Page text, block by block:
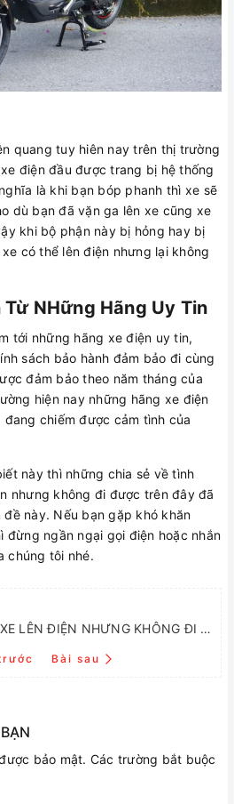
quang tuy hiên nay trên thị trường
điện đầu được trang bị hệ thống
là khi bạn bóp phanh thì xe sẽ
dù bạn đã vặn ga lên xe cũng xe
khi bộ phận này bị hỏng hay bị
có thể lên điện nhưng lại không
NHững Hãng Uy Tin
tới những hãng xe điện uy tin,
sách bảo hành đảm bảo đi cùng
đảm bảo theo năm tháng của
hiện nay những hãng xe điện
đang chiếm được cảm tình của
này thì những chia sẻ về tình
nhưng không đi được trên đây đã
này. Nếu bạn gặp khó khăn
đừng ngần ngại gọi điện hoặc nhắn
chúng tôi nhé.
NGUYÊN NHÂN KHIẾN XE LÊN ĐIỆN NHƯNG KHÔNG ĐI ĐƯỢC
Bài sau
bảo mật. Các trường bắt buộc